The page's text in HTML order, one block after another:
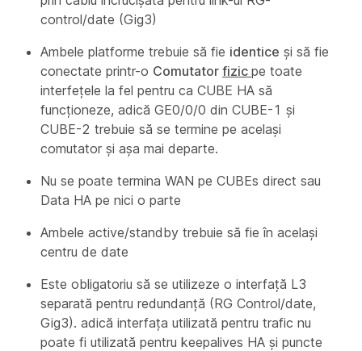
control/date (Gig3)
Ambele platforme trebuie să fie identice și să fie
conectate printr-o Comutator fizic pe toate
interfețele la fel pentru ca CUBE HA să
funcționeze, adică GE0/0/0 din CUBE-1 și
CUBE-2 trebuie să se termine pe același
comutator și așa mai departe.
Nu se poate termina WAN pe CUBEs direct sau
Data HA pe nici o parte
Ambele active/standby trebuie să fie în același
centru de date
Este obligatoriu să se utilizeze o interfață L3
separată pentru redundanță (RG Control/date,
Gig3). adică interfața utilizată pentru trafic nu
poate fi utilizată pentru keepalives HA și puncte